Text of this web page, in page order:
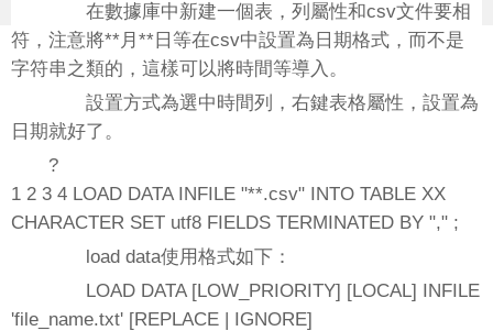
在數據庫中新建一個表，列屬性和csv文件要相
符，注意將**月**日等在csv中設置為日期格式，而不是
字符串之類的，這樣可以將時間等導入。
設置方式為選中時間列，右鍵表格屬性，設置為
日期就好了。
?
1 2 3 4 LOAD DATA INFILE "**.csv" INTO TABLE XX
CHARACTER SET utf8 FIELDS TERMINATED BY "," ;
load data使用格式如下：
LOAD DATA [LOW_PRIORITY] [LOCAL] INFILE
'file_name.txt' [REPLACE | IGNORE]